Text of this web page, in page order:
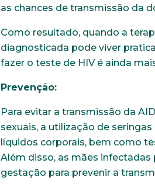
as chances de transmissão da
Como resultado, quando a
diagnosticada pode viver
fazer o teste de HIV é ainda
Prevenção:
Para evitar a transmissão da
sexuais, a utilização de
líquidos corporais, bem como
Além disso, as mães
gestação para prevenir a